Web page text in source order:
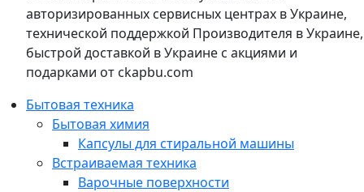
авторизированных сервисных центрах в Украине,
технической поддержкой Производителя в Украине,
быстрой доставкой в Украине с акциями и
подарками от ckapbu.com
Бытовая техника
Бытовая химия
Капсулы для стиральной машины
Встраиваемая техника
Варочные поверхности